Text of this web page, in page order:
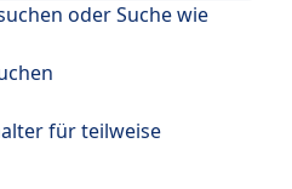
oder Suche wie
für teilweise